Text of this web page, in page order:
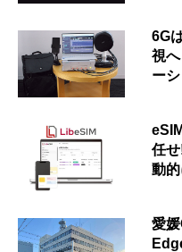
6G
視
ー
任
動
愛